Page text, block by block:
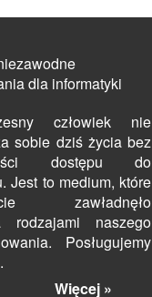
dla informatyki
człowiek nie
sobie dziś życia bez
dostępu do
Jest to medium, które
zawładnęło
rodzajami naszego
Posługujemy
Więcej »